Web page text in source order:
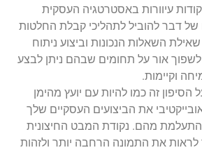
עיוורות באסטרטגיה העסקית
של דבר להוביל לתהליכי קבלת החלטות
השאלות הנכונות וביצוע ניתוח
לשפוך אור על תחומים שבהם ניתן לבצע
וקיימות.
הסיפון זה כמו להיות עם יועץ מהימן
את הביצועים העסקיים שלך
התעלמת מהם. נקודת המבט החיצונית
לראות את התמונה הרחבה יותר ולזהות